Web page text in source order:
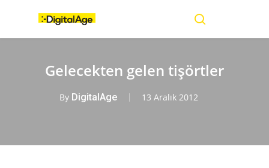
content
Gelecekten gelen tişörtler
By DigitalAge 13 Aralık 2012